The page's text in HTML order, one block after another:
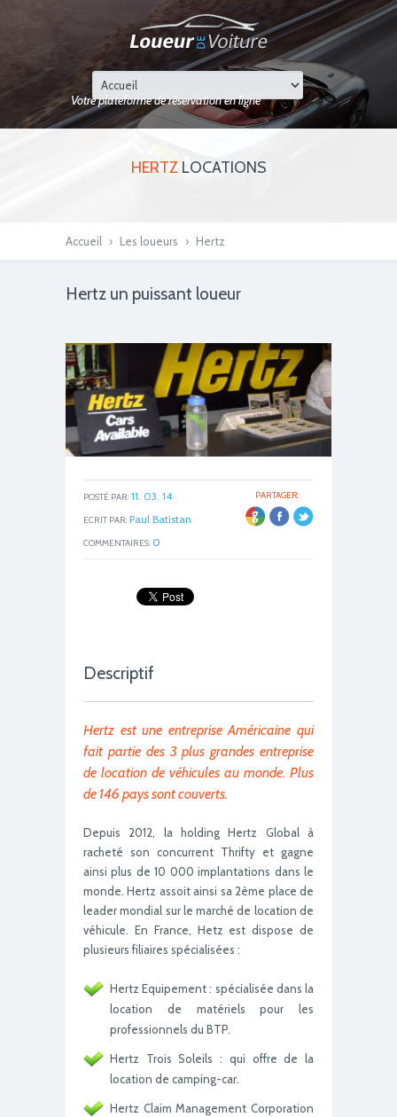
Votre plateforme de réservation en ligne
HERTZLOCATIONS
Accueil › Les loueurs › Hertz
Hertz un puissant loueur
PARTAGER:
POSTÉ PAR: 11. 03. 14
ECRIT PAR: Paul Batistan
COMMENTAIRES: 0
Descriptif
Hertz est une entreprise Américaine qui
fait partie des 3 plus grandes entreprise
de location de véhicules au monde. Plus
de 146 pays sont couverts.
Depuis 2012, la holding Hertz Global à
racheté son concurrent Thrifty et gagne
ainsi plus de 10 000 implantations dans le
monde. Hertz assoit ainsi sa 2ème place de
leader mondial sur le marché de location de
véhicule. En France, Hetz est dispose de
plusieurs filiaires spécialisées :
Hertz Equipement : spécialisée dans la
location de matériels pour les
professionnels du BTP.
Hertz Trois Soleils : qui offre de la
location de camping-car.
Hertz Claim Management Corporation